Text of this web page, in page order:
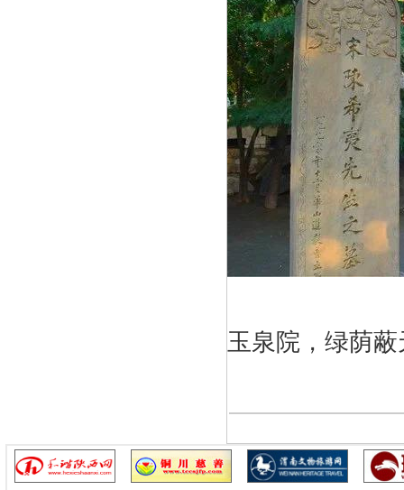
玉泉院，绿荫